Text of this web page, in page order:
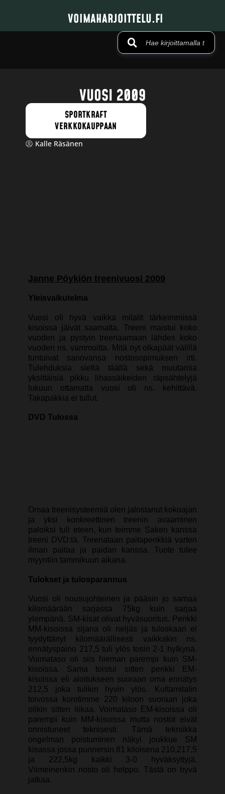
VOIMAHARJOITTELU.FI
VUOSI 2009
SPORTKRAFT
VERKKOKAUPPAAN
Kalle Räsänen
Janne Pöykiön treenivuosi 2009
Yleisvaikutelma
Vuosi oli hyvä vaikka mitalit tärkeimmissä
kisoissa jäivät saamatta. Treeni maistui koko
vuoden ja pystyin treenaamaan lähdes koko
vuoden ns. vammoitta. Mitä nyt olkapäät välillä
tuntuivat sanovansa nostosopimuksen irti.
Tulehduksia siellä täällä sekä muutamia
yksittäisiä pikku lihassäikeiden räpsähtelyjä
lukuun ottamatta vuosi oli ns. kehittävä.
Takapakkia ei tullut.
DVD Tulossa
Omaa treenisysteemiä olen jalostanut kokoajan
ja yksi konkreettinen treenin avaaminen
paloiksi tuli eteen, kun teimme Saken kanssa
treeni DVD:tä. Treenataan paitapenkkiä varten
ilman paitaa ja paidan kanssa. Tuote tulee
myyntiin tammikuun aikana.
Tulokset ja tulosparannus
Vuosi oli nousujohteinen ja pääsin jo samaa
kilomäärään sarjassa 75kg kuin sarjaa
ylempänä. SM-kisat olivat hyväsuoritus. Penkki
MM-kisoissa sijana oli neljäs ja tuloskaan ei
tyydyttänyt kilomäärällisesti vaikkakin ns.
ennätyspaino 217,5 tuli ylös tosin 2-1 hylkynä.
Voimataso oli siis hieman parempi kuin SM-
kisoissa. Sama toistui sitten penkki EM-
kisoissa eli aloitukseen suoraan oma ennätys
212,5 joka tulikin hyvin ylös. Kultamitalin
toivossa korotimme 220 kiloon suoraan joka
olikin sitten liikaa. Voimataso EM-kisoissa oli
parempi kuin MM-kisoissa mutta nostot eivät
onnistuneet teknisesti. Tämä tekniikka
ongelman poistuminen näkyi joukkue SM
kisassa jossa punnersin 81 kiloisena 210,217,5
ja 222,5kg kaikki 3-0 hyväksyttyjä.
Viimeinenkin nosto oli helppo. Tästä on hyvä
jatkaa.